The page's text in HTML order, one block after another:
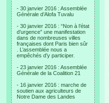
- 30 janvier 2016 : Assemblée
Générale d’Alofa Tuvalu
- 30 janvier 2016 : “Non à l’état
d’urgence” une manifestation
dans de nombreuses villes
françaises dont Paris bien sûr
. L’assemblée nous a
empêchés d’y participer.
- 23 janvier 2016 : Assemblée
Générale de la Coalition 21
- 16 janvier 2016 : marche de
soutien aux agriculteurs de
Notre Dame des Landes